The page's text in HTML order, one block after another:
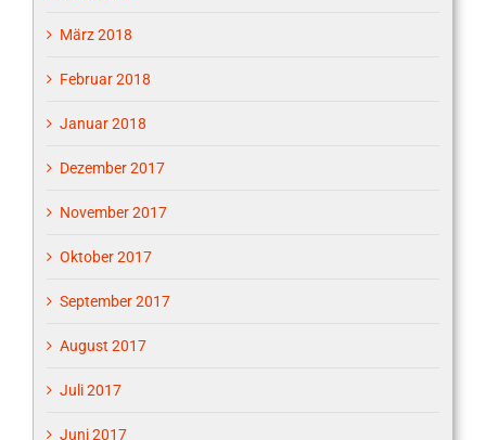
März 2018
Februar 2018
Januar 2018
Dezember 2017
November 2017
Oktober 2017
September 2017
August 2017
Juli 2017
Juni 2017